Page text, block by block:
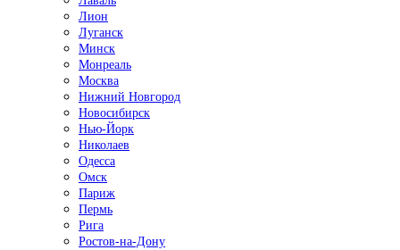
Лион
Луганск
Минск
Монреаль
Москва
Нижний Новгород
Новосибирск
Нью-Йорк
Николаев
Одесса
Омск
Париж
Пермь
Рига
Ростов-на-Дону